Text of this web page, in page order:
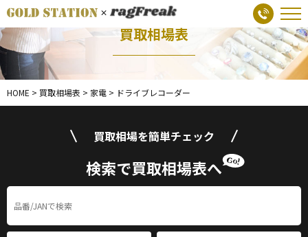
買取相場表
HOME > 買取相場表 > 家電 > ドライブレコーダー
買取相場を簡単チェック
検索で買取相場表へ